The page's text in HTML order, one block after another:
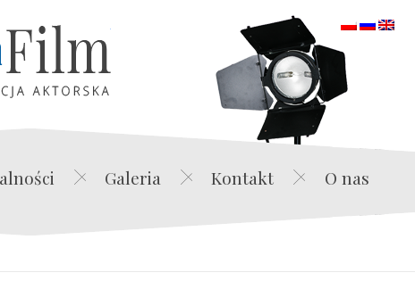
Edwin Film Agencja Aktorska
Galeria Kontakt O nas